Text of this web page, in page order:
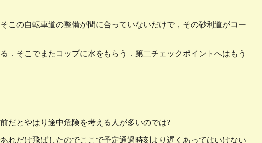
この自転車道の整備が間に合っていないだけで，その砂利道がコー
．そこでまたコップに水をもらう．第二チェックポイントへはもう
だとやはり途中危険を考える人が多いのでは?
れだけ飛ばしたのでここで予定通過時刻より遅くあってはいけない